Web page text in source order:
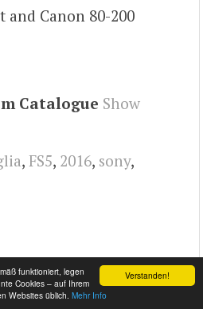
Verstanden!
funktioniert, legen
Cookies – auf Ihrem
Websites üblich. Mehr Info
and Canon 80-200
Catalogue Show
, FS5, 2016, sony,